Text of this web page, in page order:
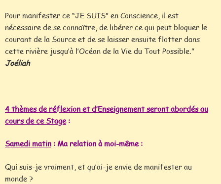
Pour manifester ce “JE SUIS” en Conscience, il est
nécessaire de se connaître, de libérer ce qui peut bloquer le
courant de la Source et de se laisser ensuite flotter dans
cette rivière jusqu’à l’Océan de la Vie du Tout Possible.”
Joéliah
4 thèmes de réflexion et d’Enseignement seront abordés au
cours de ce Stage:
Samedi matin : Ma relation à moi-même :
Qui suis-je vraiment, et qu’ai-je envie de manifester au
monde ?